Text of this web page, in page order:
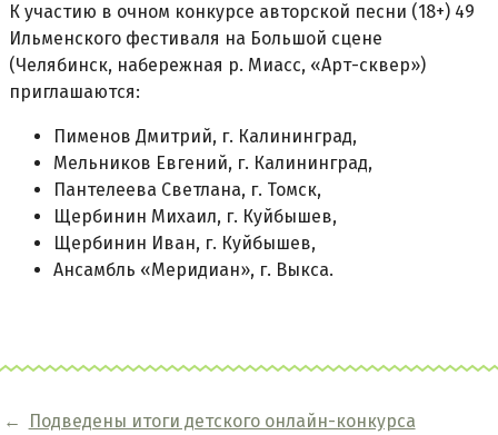
К участию в очном конкурсе авторской песни (18+) 49
Ильменского фестиваля на Большой сцене
(Челябинск, набережная р. Миасс, «Арт-сквер»)
приглашаются:
Пименов Дмитрий, г. Калининград,
Мельников Евгений, г. Калининград,
Пантелеева Светлана, г. Томск,
Щербинин Михаил, г. Куйбышев,
Щербинин Иван, г. Куйбышев,
Ансамбль «Меридиан», г. Выкса.
←
Подведены итоги детского онлайн-конкурса